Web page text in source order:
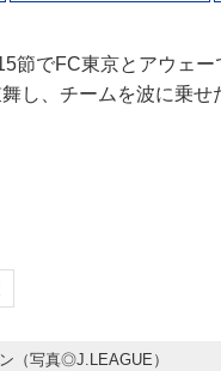
節でFC東京とアウェ
し、チームを波に乗せ
（写真◎J.LEAGUE）